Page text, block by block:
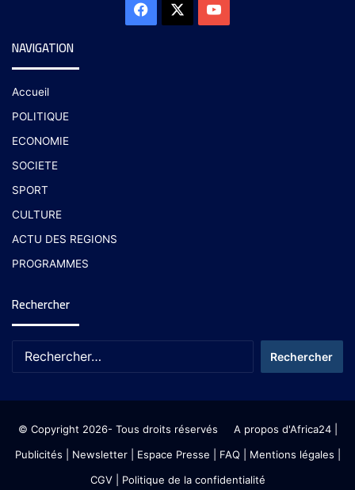
NAVIGATION
Accueil
POLITIQUE
ECONOMIE
SOCIETE
SPORT
CULTURE
ACTU DES REGIONS
PROGRAMMES
Rechercher
© Copyright 2026- Tous droits réservés A propos d'Africa24|
Publicités
Newsletter| Espace Presse | FAQ | Mentions légales
CGV| Politique de la confidentialité